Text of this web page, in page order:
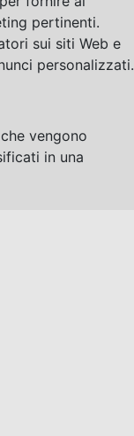
pertinenti.
sui siti Web e
personalizzati.
vengono
in una